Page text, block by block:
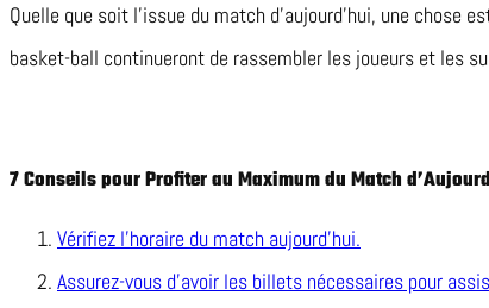
Quelle que soit l’issue du match d’aujourd’hui, une chose
basket-ball continueront de rassembler les joueurs et les
7 Conseils pour Profiter au Maximum du Match
Vérifiez l’horaire du match aujourd’hui.
Assurez-vous d’avoir les billets nécessaires pour